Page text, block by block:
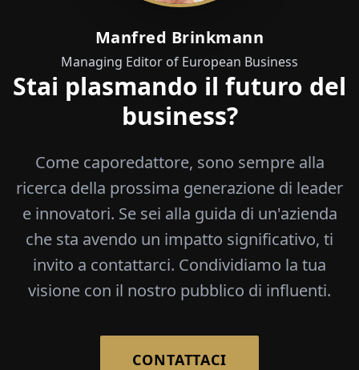
Manfred Brinkmann
Managing Editor of European Business
Stai plasmando il futuro del
business?
Come caporedattore, sono sempre alla
ricerca della prossima generazione di leader
e innovatori. Se sei alla guida di un'azienda
che sta avendo un impatto significativo, ti
invito a contattarci. Condividiamo la tua
visione con il nostro pubblico di influenti.
CONTATTACI